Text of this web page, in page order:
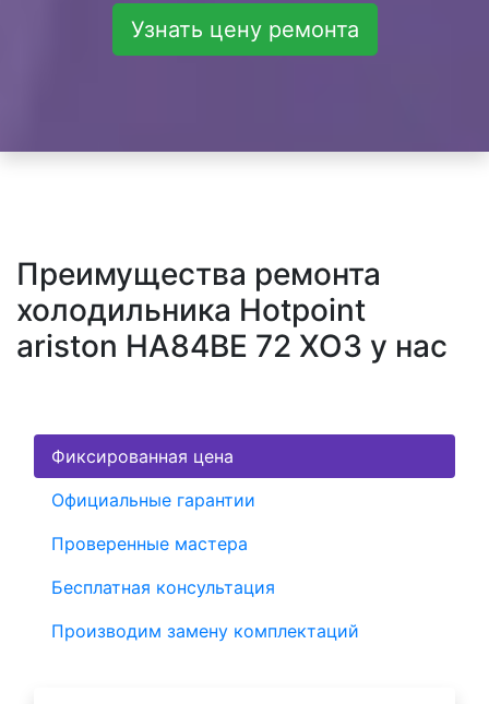
Узнать цену ремонта
Преимущества ремонта
холодильника Hotpoint
ariston HA84BE 72 XO3 у нас
Фиксированная цена
Официальные гарантии
Проверенные мастера
Бесплатная консультация
Производим замену комплектаций